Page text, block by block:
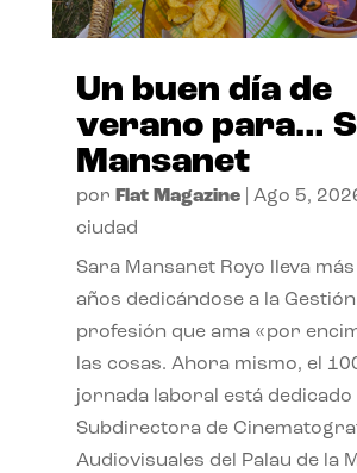
Un buen día de
verano para…
Mansanet
por Flat Magazine| Ago 5,
ciudad
Sara Mansanet Royo lleva
años dedicándose a la
profesión que ama «por
las cosas. Ahora mismo, el
jornada laboral está dedicado
Subdirectora de
Audiovisuales del Palau de la